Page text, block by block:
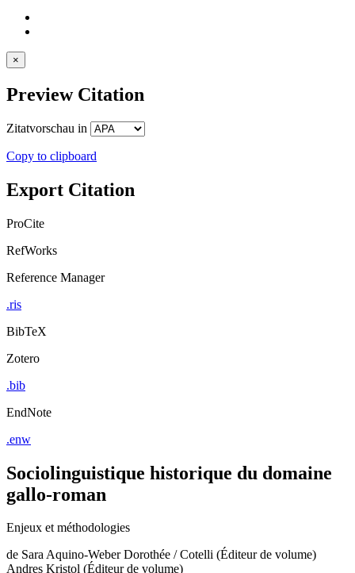
×
Preview Citation
Zitatvorschau in
Copy to clipboard
Export Citation
ProCite
RefWorks
Reference Manager
.ris
BibTeX
Zotero
.bib
EndNote
.enw
Sociolinguistique historique du domaine
gallo-roman
Enjeux et méthodologies
de Sara Aquino-Weber Dorothée / Cotelli (Éditeur de volume)
Andres Kristol (Éditeur de volume)